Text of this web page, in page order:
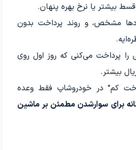
بیشتر یا نرخ بهره پنهان.
مشخص، و روند پرداخت بدون
را پرداخت می‌کنی که روز اول روی
بیشتر.
کم” در خودروشاپ فقط وعده
برای سوارشدن مطمئن بر ماشین